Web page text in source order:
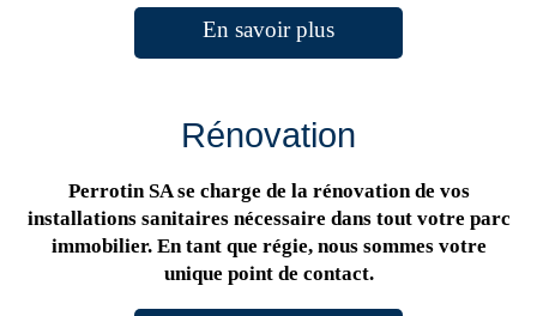
En savoir plus
Rénovation
Perrotin SA se charge de la rénovation de vos
installations sanitaires nécessaire dans tout votre parc
immobilier. En tant que régie, nous sommes votre
unique point de contact.